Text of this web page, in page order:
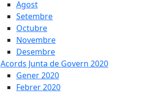
Agost
Setembre
Octubre
Novembre
Desembre
Acords Junta de Govern 2020
Gener 2020
Febrer 2020